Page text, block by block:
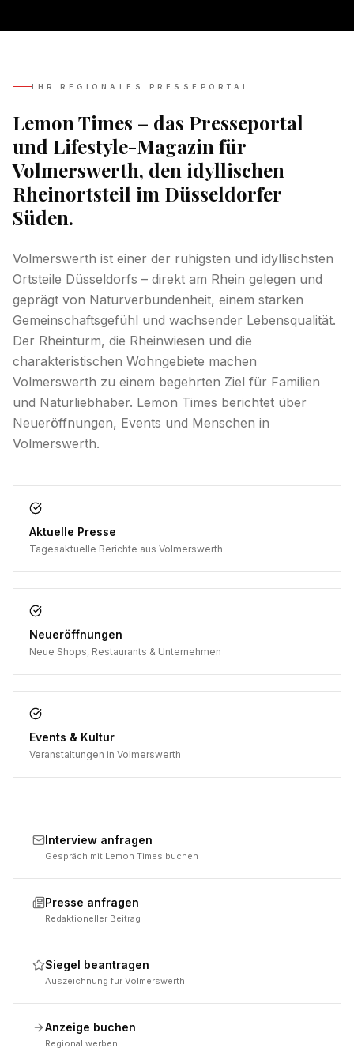
IHR REGIONALES PRESSEPORTAL
Lemon Times – das Presseportal
und Lifestyle-Magazin für
Volmerswerth, den idyllischen
Rheinortsteil im Düsseldorfer
Süden.
Volmerswerth ist einer der ruhigsten und idyllischsten
Ortsteile Düsseldorfs – direkt am Rhein gelegen und
geprägt von Naturverbundenheit, einem starken
Gemeinschaftsgefühl und wachsender Lebensqualität.
Der Rheinturm, die Rheinwiesen und die
charakteristischen Wohngebiete machen
Volmerswerth zu einem begehrten Ziel für Familien
und Naturliebhaber. Lemon Times berichtet über
Neueröffnungen, Events und Menschen in
Volmerswerth.
Aktuelle Presse
Tagesaktuelle Berichte aus Volmerswerth
Neueröffnungen
Neue Shops, Restaurants & Unternehmen
Events & Kultur
Veranstaltungen in Volmerswerth
Interview anfragen
Gespräch mit Lemon Times buchen
Presse anfragen
Redaktioneller Beitrag
Siegel beantragen
Auszeichnung für Volmerswerth
Anzeige buchen
Regional werben